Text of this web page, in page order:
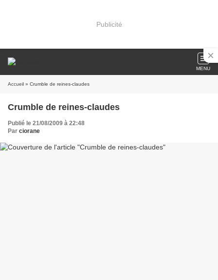
Publicité
MENU
Accueil » Crumble de reines-claudes
Crumble de reines-claudes
Publié le 21/08/2009 à 22:48
Par ciorane